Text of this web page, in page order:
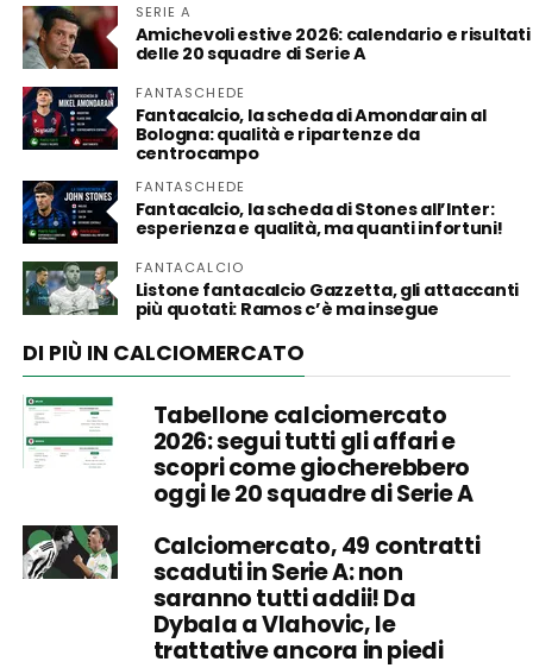
SERIE A
Amichevoli estive 2026: calendario e risultati
delle 20 squadre di Serie A
FANTASCHEDE
Fantacalcio, la scheda di Amondarain al
Bologna: qualità e ripartenze da
centrocampo
FANTASCHEDE
Fantacalcio, la scheda di Stones all’Inter:
esperienza e qualità, ma quanti infortuni!
FANTACALCIO
Listone fantacalcio Gazzetta, gli attaccanti
più quotati: Ramos c’è ma insegue
DI PIÙ IN CALCIOMERCATO
Tabellone calciomercato
2026: segui tutti gli affari e
scopri come giocherebbero
oggi le 20 squadre di Serie A
Calciomercato, 49 contratti
scaduti in Serie A: non
saranno tutti addii! Da
Dybala a Vlahovic, le
trattative ancora in piedi